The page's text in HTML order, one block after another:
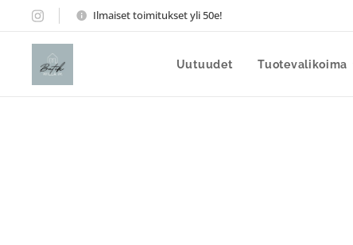
Ilmaiset toimitukset yli 50e!
Uutuudet Tuotevalikoima